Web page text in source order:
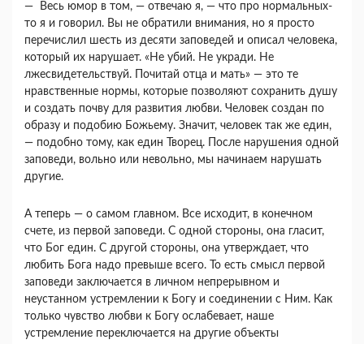
— Весь юмор в том, — отвечаю я, — что про нормальных-
то я и говорил. Вы не обратили вни­мания, но я просто
перечислил шесть из десяти за­поведей и описал человека,
который их нарушает. «Не убий. Не укради. Не
лжесвидетельствуй. По­читай отца и мать» — это те
нравственные нормы, которые позволяют сохранить душу
и создать поч­ву для развития любви. Человек создан по
образу и подобию Божьему. Значит, человек так же един,
— подобно тому, как един Творец. После нарушения одной
заповеди, вольно или невольно, мы начинаем нарушать
другие.
А теперь — о самом главном. Все исходит, в ко­нечном
счете, из первой заповеди. С одной сторо­ны, она гласит,
что Бог един. С другой стороны, она утверждает, что
любить Бога надо превыше всего. То есть смысл первой
заповеди заключается в личном непрерывном и
неустанном устремлении к Богу и соединении с Ним. Как
только чувство любви к Богу ослабевает, наше
устремление пере­ключается на другие объекты